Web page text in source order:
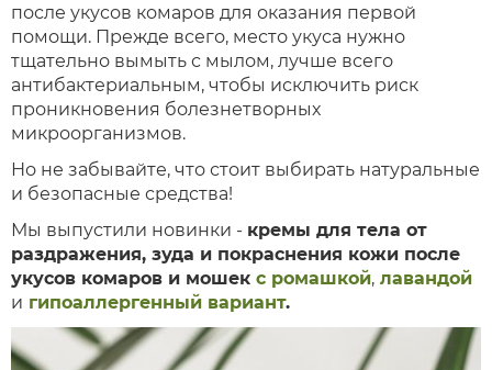
после укусов комаров для оказания первой
помощи. Прежде всего, место укуса нужно
тщательно вымыть с мылом, лучше всего
антибактериальным, чтобы исключить риск
проникновения болезнетворных
микроорганизмов.
Но не забывайте, что стоит выбирать натуральные
и безопасные средства!
Мы выпустили новинки - кремы для тела от
раздражения, зуда и покраснения кожи после
укусов комаров и мошек с ромашкой, лавандой
и гипоаллергенный вариант.